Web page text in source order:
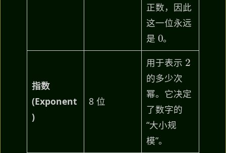
正数，因此
这一位永远
是
。
指数
(Exponent
)
8 位
用于表示
2
的多少次
幂。它决定
了数字的
“大小规
模”。